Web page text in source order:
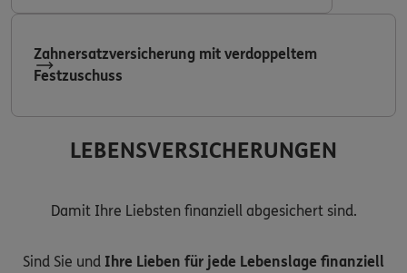
Zahnersatzversicherung mit verdoppeltem
Festzuschuss
LEBENSVERSICHERUNGEN
Damit Ihre Liebsten finanziell abgesichert sind.
Sind Sie und Ihre Lieben für jede Lebenslage finanziell